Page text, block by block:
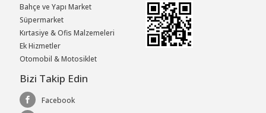
Bahçe ve Yapı Market
Süpermarket
Kırtasiye & Ofis Malzemeleri
Ek Hizmetler
Otomobil & Motosiklet
Bizi Takip Edin
Facebook